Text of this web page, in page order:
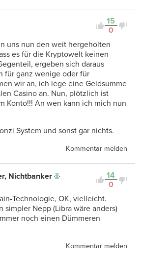
15
0
uns nun den weit hergeholten
es für die Kryptowelt keinen
ergeben sich daraus
für ganz wenige oder für
wir an, ich lege eine Geldsumme
Casino an. Nun, plötzlich ist
Konto!!! An wen kann ich mich nun
System und sonst gar nichts.
Kommentar melden
14
0
Nichtbanker
Technologie, OK, vielleicht.
simpler Nepp (Libra wäre anders)
noch einen Dümmeren
Kommentar melden